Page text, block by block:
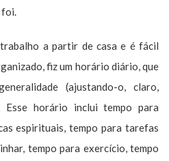
foi.
a partir de casa e é fácil
fiz um horário diário, que
(ajustando-o, claro,
Esse horário inclui tempo para
espirituais, tempo para tarefas
tempo para exercício, tempo